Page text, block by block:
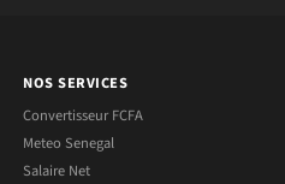
NOS SERVICES
Convertisseur FCFA
Meteo Senegal
Salaire Net